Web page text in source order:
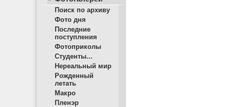
Поиск по архиву
Фото дня
Последние
поступления
Фотоприколы
Студенты...
Нереальный мир
Рожденный
летать
Макро
Пленэр